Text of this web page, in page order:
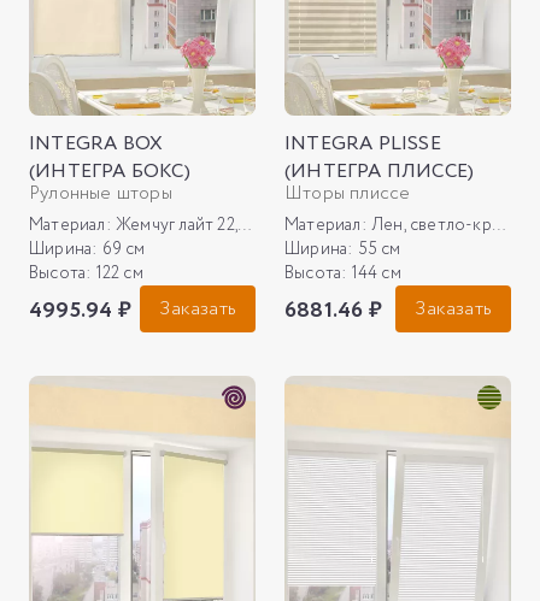
INTEGRA BOX
(ИНТЕГРА БОКС)
Рулонные шторы
Материал: Жемчуг лайт 22, молочный
Ширина: 69 см
Высота: 122 см
4995.94 ₽ Заказать
INTEGRA PLISSE
(ИНТЕГРА ПЛИССЕ)
Шторы плиссе
Материал: Лен, светло-кремовый
Ширина: 55 см
Высота: 144 см
6881.46 ₽ Заказать